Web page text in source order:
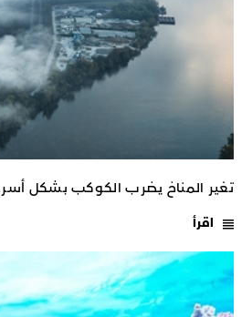
تغير المناخ يضرب الكوكب بشكل
اقرأ